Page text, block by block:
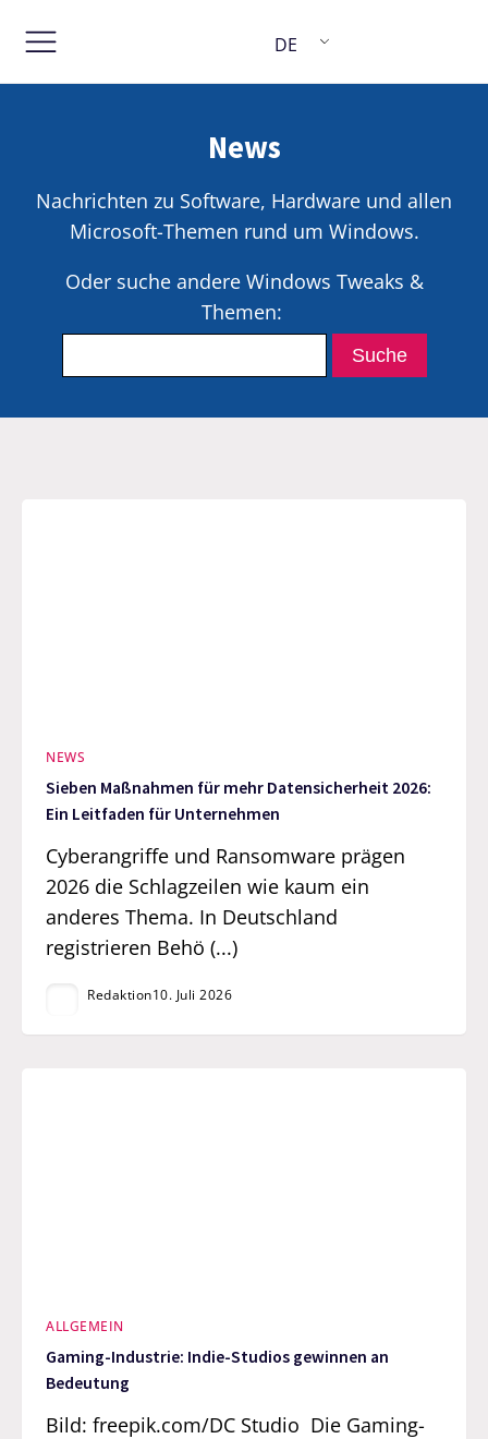
DE
News
Nachrichten zu Software, Hardware und allen
Microsoft-Themen rund um Windows.
Oder suche andere Windows Tweaks &
Themen:
NEWS
Sieben Maßnahmen für mehr Datensicherheit 2026:
Ein Leitfaden für Unternehmen
Cyberangriffe und Ransomware prägen
2026 die Schlagzeilen wie kaum ein
anderes Thema. In Deutschland
registrieren Behö (...)
Redaktion10. Juli 2026
ALLGEMEIN
Gaming-Industrie: Indie-Studios gewinnen an
Bedeutung
Bild: freepik.com/DC Studio Die Gaming-